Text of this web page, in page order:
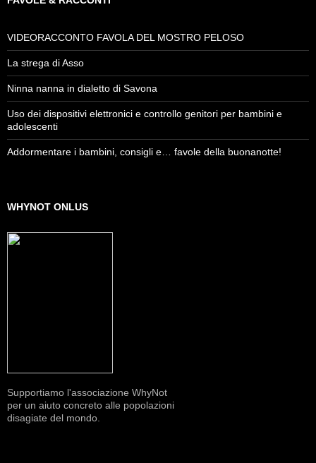
VIDEORACCONTO FAVOLA DEL MOSTRO PELOSO
La strega di Asso
Ninna nanna in dialetto di Savona
Uso dei dispositivi elettronici e controllo genitori per bambini e
adolescenti
Addormentare i bambini, consigli e… favole della buonanotte!
WHYNOT ONLUS
Supportiamo l'associazione WhyNot
per un aiuto concreto alle popolazioni
disagiate del mondo.